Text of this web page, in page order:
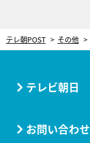
テレ朝POST その他
テレビ朝日
お問い合わせ